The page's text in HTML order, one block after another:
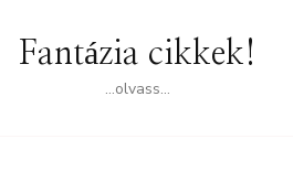
Fantázia cikkek!
…olvass…